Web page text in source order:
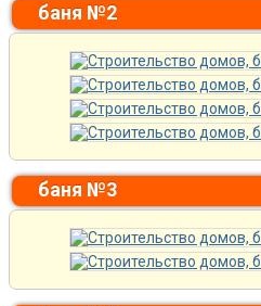
баня №2
баня №3